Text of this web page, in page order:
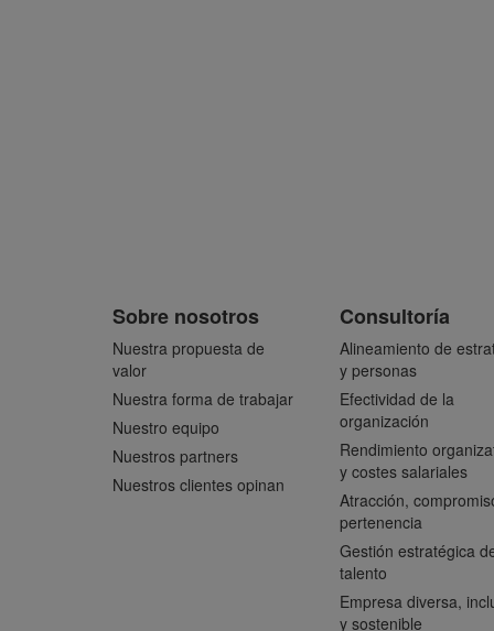
Sobre nosotros
Nuestra propuesta de
valor
Nuestra forma de trabajar
Nuestro equipo
Nuestros partners
Nuestros clientes opinan
Consultoría
Alineamiento de
y personas
Efectividad de la
organización
Rendimiento
y costes salariales
Atracción,
pertenencia
Gestión estratégica
talento
Empresa diversa,
y sostenible